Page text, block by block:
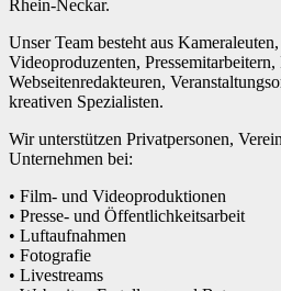
Rhein-Neckar.
Unser Team besteht aus
Videoproduzenten,
Webseitenredakteuren,
kreativen Spezialisten.
Wir unterstützen Privatpersonen,
Unternehmen bei:
• Film- und Videoproduktionen
• Presse- und Öffentlichkeitsarbeit
• Luftaufnahmen
• Fotografie
• Livestreams